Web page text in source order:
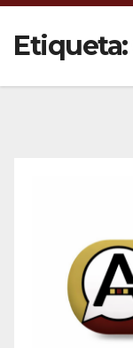
Etiqueta: